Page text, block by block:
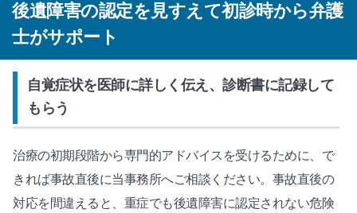
後遺障害の認定を見すえて初診時から弁護
士がサポート
自覚症状を医師に詳しく伝え、診断書に記録して
もらう
治療の初期段階から専門的アドバイスを受けるために、で
きれば事故直後に当事務所へご相談ください。事故直後の
対応を間違えると、重症でも後遺障害に認定されない危険